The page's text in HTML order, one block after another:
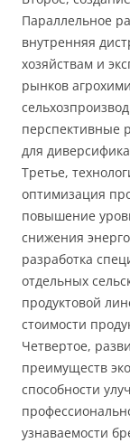
Параллельное
внутренняя
хозяйствам и
рынков
перспективные
для
Третье,
оптимизация
повышение
снижения
разработка
отдельных
продуктовой
стоимости
Четвертое,
преимуществ
способности
узнаваемости